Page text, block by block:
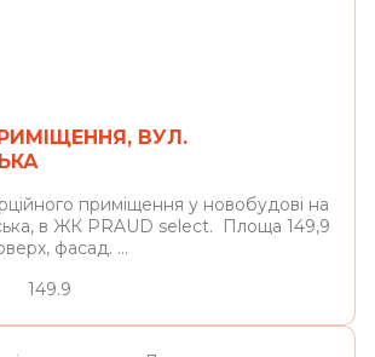
ВУЛ.
приміщення у новобудові на
в ЖК PRAUD select. Площа 149,9
фасад. ...
149.9